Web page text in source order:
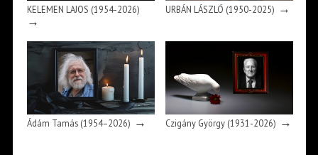
KELEMEN LAJOS (1954-2026)
→
URBÁN LÁSZLÓ (1950-2025) →
Ádám Tamás (1954–2026) → Czigány György (1931-2026) →